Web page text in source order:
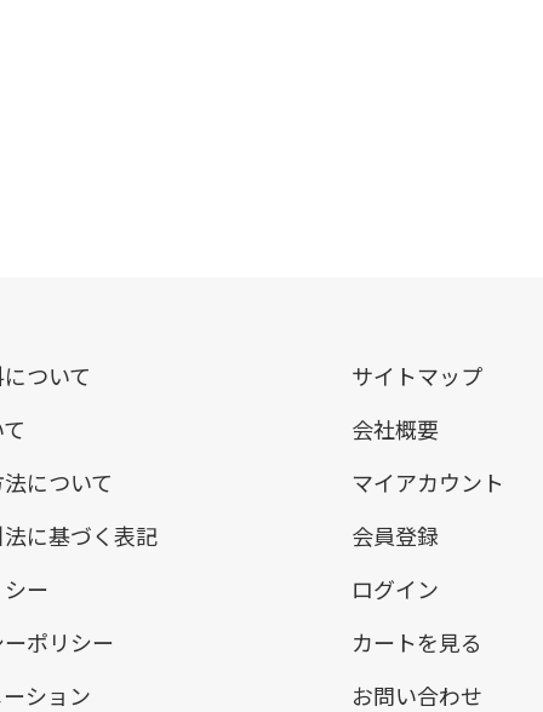
ついて
について
に基づく表記
ー
ポリシー
ション
サイトマップ
会社概要
マイアカウント
会員登録
ログイン
カートを見る
お問い合わせ